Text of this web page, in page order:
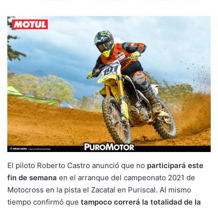
El piloto Roberto Castro anunció que no participará este
fin de semana en el arranque del campeonato 2021 de
Motocross en la pista el Zacatal en Puriscal. Al mismo
tiempo confirmó que tampoco correrá la totalidad de la